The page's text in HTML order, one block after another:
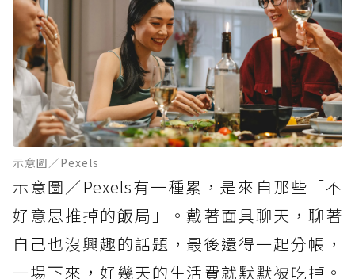
示意圖／Pexels
示意圖／Pexels有一種累，是來自那些「不
好意思推掉的飯局」。戴著面具聊天，聊著
自己也沒興趣的話題，最後還得一起分帳，
一場下來，好幾天的生活費就默默被吃掉。